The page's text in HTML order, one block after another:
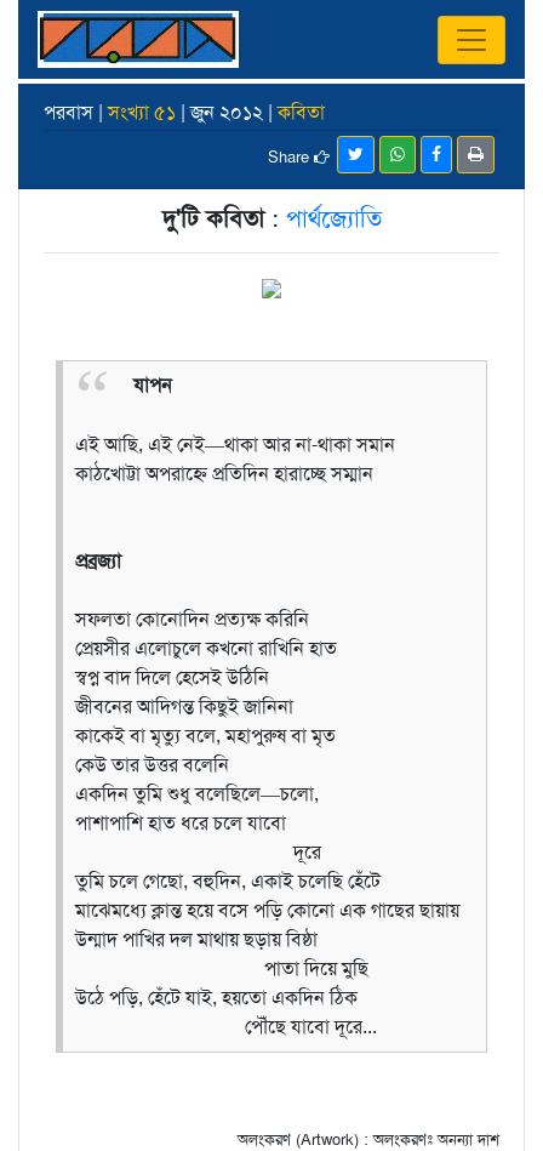
পরবাস |সংখ্যা ৫১ | জুন ২০১২ |কবিতা
Share
দু'টি কবিতা: পার্থজ্যোতি
যাপন
এই আছি, এই নেই—থাকা আর না-থাকা সমান
কাঠখোট্টা অপরাহ্নে প্রতিদিন হারাচ্ছে সম্মান
প্রব্রজ্যা
সফলতা কোনোদিন প্রত্যক্ষ করিনি
প্রেয়সীর এলোচুলে কখনো রাখিনি হাত
স্বপ্ন বাদ দিলে হেসেই উঠিনি
জীবনের আদিগন্ত কিছুই জানিনা
কাকেই বা মৃত্যু বলে, মহাপুরুষ বা মৃত
কেউ তার উত্তর বলেনি
একদিন তুমি শুধু বলেছিলে—চলো,
পাশাপাশি হাত ধরে চলে যাবো
দূরে
তুমি চলে গেছো, বহুদিন, একাই চলেছি হেঁটে
মাঝেমধ্যে ক্লান্ত হয়ে বসে পড়ি কোনো এক গাছের ছায়ায়
উন্মাদ পাখির দল মাথায় ছড়ায় বিষ্ঠা
পাতা দিয়ে মুছি
উঠে পড়ি, হেঁটে যাই, হয়তো একদিন ঠিক
পৌঁছে যাবো দূরে...
অলংকরণ (Artwork) : অলংকরণঃ অনন্যা দাশ